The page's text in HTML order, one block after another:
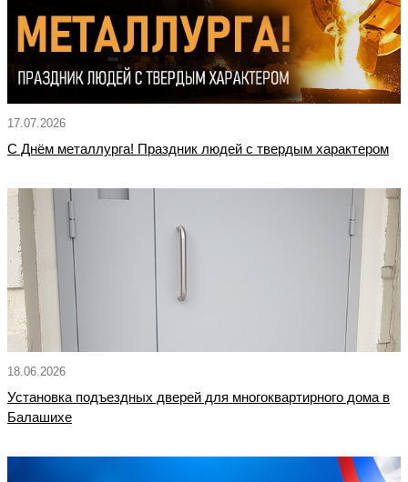
17.07.2026
С Днём металлурга! Праздник людей с твердым характером
18.06.2026
Установка подъездных дверей для многоквартирного дома в
Балашихе